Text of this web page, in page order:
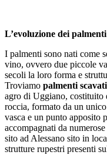
L’evoluzione dei
I palmenti sono nati come
vino, ovvero due piccole
secoli la loro forma e
Troviamo palmenti
agro di Uggiano, costituito
roccia, formato da un
vasca e un punto apposito
accompagnati da
sito ad Alessano sito in
strutture rupestri presenti